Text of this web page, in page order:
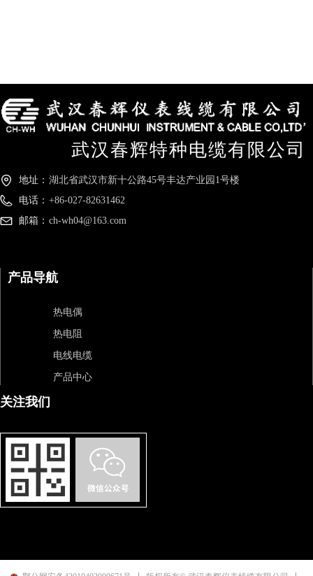
地址： 湖北省武汉市新十公路45号丰达产业园1号楼
电话： +86-027-82631462
邮箱： ch-wh04@163.com
武汉春辉特种电缆有限公司
热电偶
热电阻
电线电缆
产品中心
产品导航
关注我们